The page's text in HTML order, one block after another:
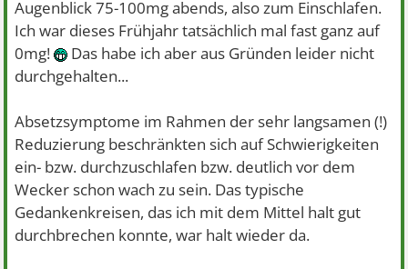
Augenblick 75-100mg abends, also zum Einschlafen.
Ich war dieses Frühjahr tatsächlich mal fast ganz auf
0mg!
Das habe ich aber aus Gründen leider nicht
durchgehalten...
Absetzsymptome im Rahmen der sehr langsamen (!)
Reduzierung beschränkten sich auf Schwierigkeiten
ein- bzw. durchzuschlafen bzw. deutlich vor dem
Wecker schon wach zu sein. Das typische
Gedankenkreisen, das ich mit dem Mittel halt gut
durchbrechen konnte, war halt wieder da.